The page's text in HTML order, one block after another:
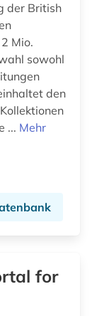
der British
Mio.
sowohl
den
... Mehr
for